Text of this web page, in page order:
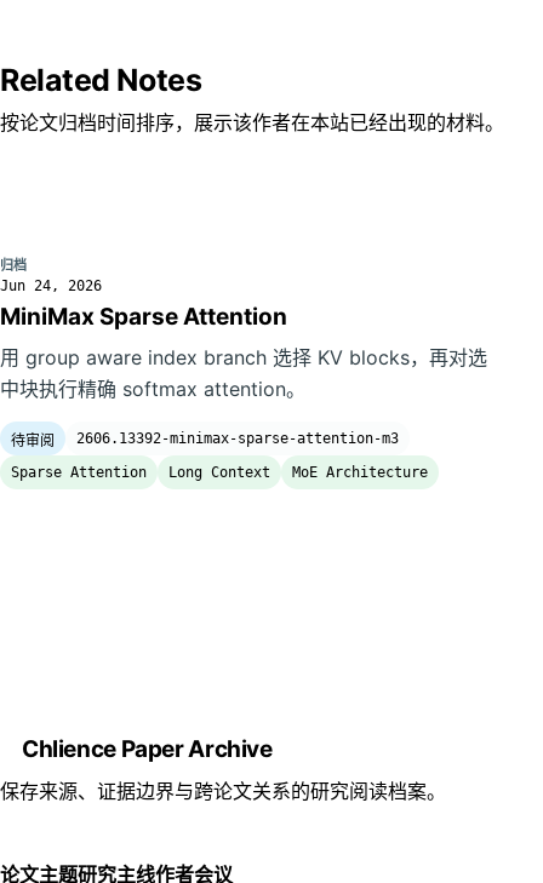
Related Notes
按论文归档时间排序，展示该作者在本站已经出现的材料。
归档
Jun 24, 2026
MiniMax Sparse Attention
用 group aware index branch 选择 KV blocks，再对选
中块执行精确 softmax attention。
待审阅
2606.13392-minimax-sparse-attention-m3
Sparse Attention
Long Context MoE Architecture
Chlience Paper Archive
保存来源、证据边界与跨论文关系的研究阅读档案。
论文主题研究主线作者会议